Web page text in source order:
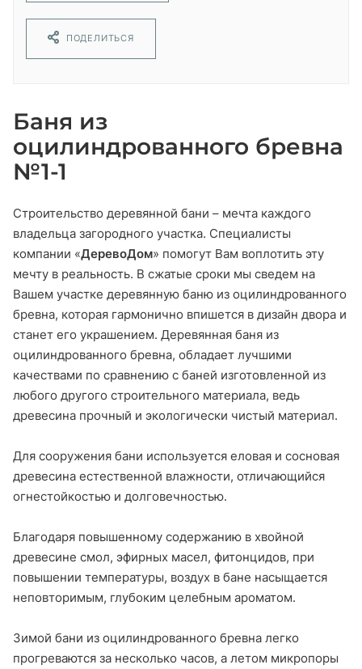
ПОДЕЛИТЬСЯ
Баня из
оцилиндрованного бревна
№1-1
Строительство деревянной бани – мечта каждого
владельца загородного участка. Специалисты
компании «ДеревоДом» помогут Вам воплотить эту
мечту в реальность. В сжатые сроки мы сведем на
Вашем участке деревянную баню из оцилиндрованного
бревна, которая гармонично впишется в дизайн двора и
станет его украшением. Деревянная баня из
оцилиндрованного бревна, обладает лучшими
качествами по сравнению с баней изготовленной из
любого другого строительного материала, ведь
древесина прочный и экологически чистый материал.
Для сооружения бани используется еловая и сосновая
древесина естественной влажности, отличающийся
огнестойкостью и долговечностью.
Благодаря повышенному содержанию в хвойной
древесине смол, эфирных масел, фитонцидов, при
повышении температуры, воздух в бане насыщается
неповторимым, глубоким целебным ароматом.
Зимой бани из оцилиндрованного бревна легко
прогреваются за несколько часов, а летом микропоры